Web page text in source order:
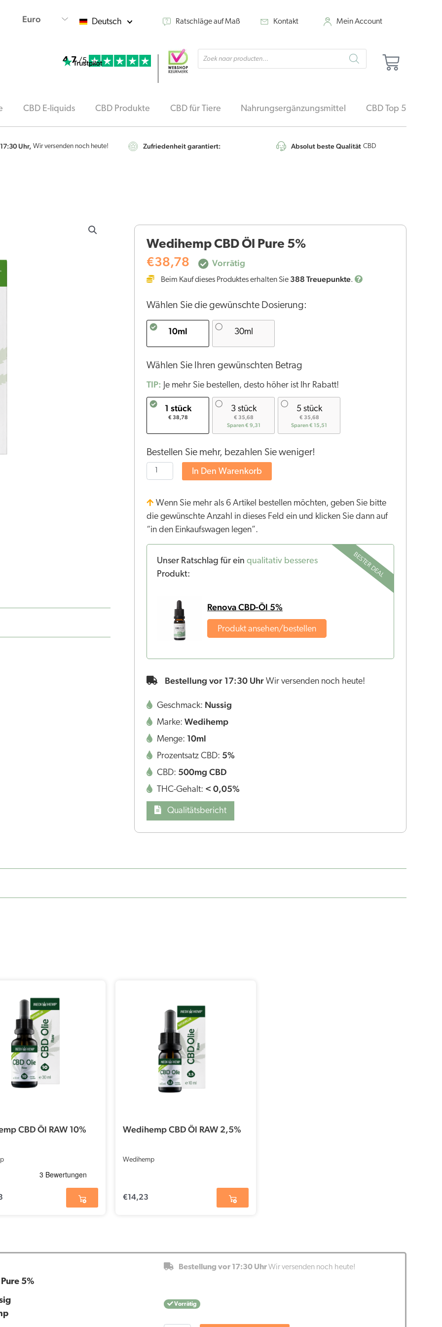
Deutsch Ratschläge auf Maß Kontakt Mein Account
4,7 /5
Products
search
CBD E-liquids CBD Produkte CBD für Tiere Nahrungsergänzungsmittel CBD Top 5
Uhr, Wir versenden noch heute! Zufriedenheit garantiert: Absolut beste Qualität CBD
Wedihemp CBD Öl Pure 5%
€38,78 Vorrätig
Beim Kauf dieses Produktes erhalten Sie 388 Treuepunkte.
Wählen Sie die gewünschte Dosierung:
10ml 30ml
Wählen Sie Ihren gewünschten Betrag
TIP: Je mehr Sie bestellen, desto höher ist Ihr Rabatt!
1 stück
€ 38,78
3 stück
€ 35,68
Sparen € 9,31
5 stück
€ 35,68
Sparen € 15,51
Bestellen Sie mehr, bezahlen Sie weniger!
Öl
Pure
Menge
In Den Warenkorb
Wenn Sie mehr als 6 Artikel bestellen möchten, geben Sie bitte
die gewünschte Anzahl in dieses Feld ein und klicken Sie dann auf
“in den Einkaufswagen legen”.
BESTER DEAL
Unser Ratschlag für ein qualitativ besseres
Produkt:
Renova CBD-Öl 5%
Produkt ansehen/bestellen
Bestellung vor 17:30 Uhr Wir versenden noch heute!
Geschmack: Nussig
Marke: Wedihemp
Menge: 10ml
Prozentsatz CBD: 5%
CBD: 500mg CBD
THC-Gehalt: < 0,05%
Qualitätsbericht
CBD Öl RAW 10%
Wedihemp CBD Öl RAW 2,5%
Wedihemp
€14,23
5%
Bestellung vor 17:30 UhrWir versenden noch heute!
Vorrätig